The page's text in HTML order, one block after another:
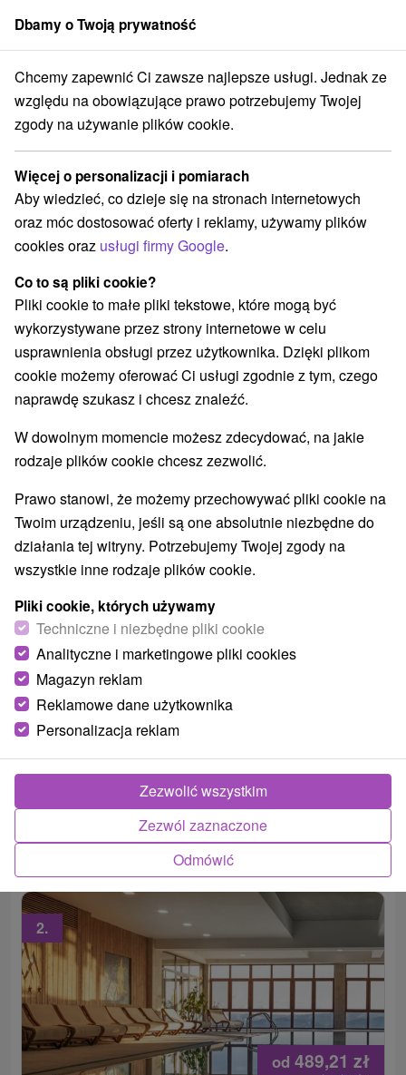
członek grupySorger
Specjalne oferty na Słowacji Ferie wiosenne
Ferie wiosenne
Kategorie
Wszystkie kategorie
Pobyty z rabatem(148)
Wellness pobyty(217) Wyjazdy weekendowe
Romantyczne wypady
Wakacje rodzinne(149)
Wybierz lokalizację lub datę
Najlepiej sprzedające
1.
Tatrzańskie Wellness – Relaks w sercu
Szczyrbskiego Jeziora – Tatry dla całej
rodziny
Hotel Toliar★★★Štrbské Pleso
Urlop w górach z noclegiem, wyżywieniem i
codziennym, 3-godzinnym wstępem do Vital World.
Skorzystaj z basenu ze słoną wodą, saun, jacuzzi
i...
od 489,21 zł
2.
Dbamy o Twoją prywatność
Chcemy zapewnić Ci zawsze najlepsze usługi. Jednak ze
względu na obowiązujące prawo potrzebujemy Twojej
zgody na używanie plików cookie.
Więcej o personalizacji i pomiarach
Aby wiedzieć, co dzieje się na stronach internetowych
oraz móc dostosować oferty i reklamy, używamy plików
cookies oraz usługi firmy Google.
Co to są pliki cookie?
Pliki cookie to małe pliki tekstowe, które mogą być
wykorzystywane przez strony internetowe w celu
usprawnienia obsługi przez użytkownika. Dzięki plikom
cookie możemy oferować Ci usługi zgodnie z tym, czego
naprawdę szukasz i chcesz znaleźć.
W dowolnym momencie możesz zdecydować, na jakie
rodzaje plików cookie chcesz zezwolić.
Prawo stanowi, że możemy przechowywać pliki cookie na
Twoim urządzeniu, jeśli są one absolutnie niezbędne do
działania tej witryny. Potrzebujemy Twojej zgody na
wszystkie inne rodzaje plików cookie.
Pliki cookie, których używamy
Techniczne i niezbędne pliki cookie
Analityczne i marketingowe pliki cookies
Magazyn reklam
Reklamowe dane użytkownika
Personalizacja reklam
Odmówić
Zezwól zaznaczone
Zezwolić wszystkim